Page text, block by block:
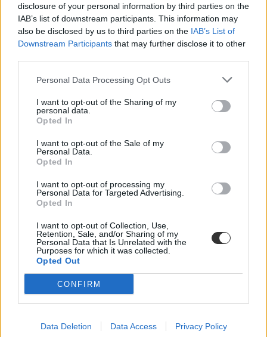
disclosure of your personal information by third parties on the
IAB’s list of downstream participants. This information may
also be disclosed by us to third parties on the IAB’s List of
Downstream Participants that may further disclose it to other
Personal Data Processing Opt Outs
I want to opt-out of the Sharing of my
personal data.
Opted In
I want to opt-out of the Sale of my
Personal Data.
Opted In
I want to opt-out of processing my
Personal Data for Targeted Advertising.
Opted In
I want to opt-out of Collection, Use,
Retention, Sale, and/or Sharing of my
Personal Data that Is Unrelated with the
Purposes for which it was collected.
Opted Out
CONFIRM
Data Deletion Data Access Privacy Policy
Az új kormány az elődökétől merőben eltérő kommunikációs
stratégiával kezdte meg működését. Az egyes minisztériumok
szintjére kiterjesztett hiperaktivitás érezhetően felszabadulást,
optimizmust ébresztett és éltet. Különösen az olyan, korábban porig
alázott ágazatban, mint az oktatás. Ám pontosan ez a lendület az,
ami egy újabb megkerülhetetlen kihívást is előtérbe rántott: az
„kényszerét”. Ennek, az amúgy pozitív stressznek a kezeléséhez
humánökológus, közoktatási vezető véleménycikke.
Közoktatás
Dolgoznának az egyetem mellett, mégsem
vállalhatnak diákmunkát – több mint százezer
levelezős hallgatót érinthet a szabály
„Szinte bárhol voltam állásinterjún, mikor megtudták, hogy levelező
számolt be tapasztalatairól az Eduline-nak egy egyetemista. Példája
azonban korántsem egyedi: több levelezős hallgató számolt be
hasonló nehézségekről.
Eltörölnék a 45 perces iskola-előkészítőt, újra az